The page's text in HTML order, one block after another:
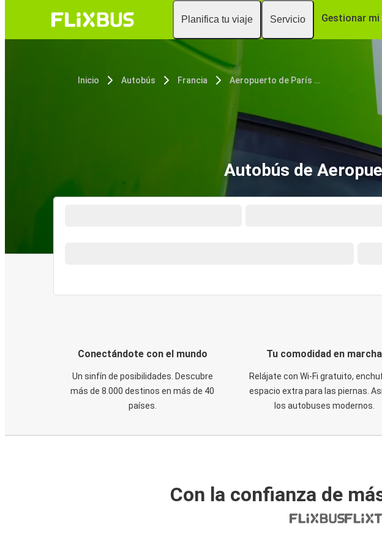
Planifica tu viaje Servicio Gestionar mi
Inicio Autobús Francia Aeropuerto de París Orly
Autobús de
Conectándote con el mundo
Un sinfín de posibilidades. Descubre
más de 8.000 destinos en más de 40
países.
Tu comodidad en marcha
Relájate con Wi-Fi gratuito,
espacio extra para las piernas.
los autobuses modernos.
Con la confianza de